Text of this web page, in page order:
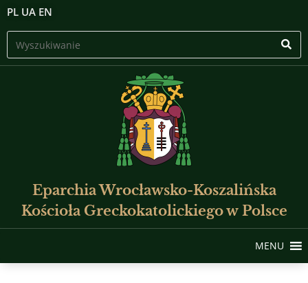
PL UA EN
Eparchia Wrocławsko-Koszalińska
Kościoła Greckokatolickiego w Polsce
MENU